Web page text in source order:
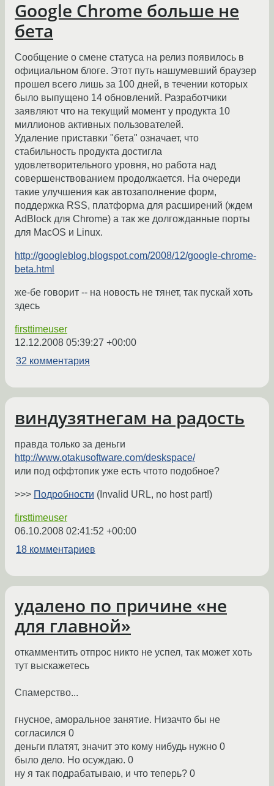
Google Chrome больше не
бета
Сообщение о смене статуса на релиз появилось в
официальном блоге. Этот путь нашумевший браузер
прошел всего лишь за 100 дней, в течении которых
было выпущено 14 обновлений. Разработчики
заявляют что на текущий момент у продукта 10
миллионов активных пользователей.
Удаление приставки "бета" означает, что
стабильность продукта достигла
удовлетворительного уровня, но работа над
совершенствованием продолжается. На очереди
такие улучшения как автозаполнение форм,
поддержка RSS, платформа для расширений (ждем
AdBlock для Chrome) а так же долгожданные порты
для MacOS и Linux.
http://googleblog.blogspot.com/2008/12/google-chrome-
beta.html
же-бе говорит -- на новость не тянет, так пускай хоть
здесь
firsttimeuser
12.12.2008 05:39:27 +00:00
32 комментария
виндузятнегам на радость
правда только за деньги
http://www.otakusoftware.com/deskspace/
или под оффтопик уже есть чтото подобное?
>>> Подробности (Invalid URL, no host part!)
firsttimeuser
06.10.2008 02:41:52 +00:00
18 комментариев
удалено по причине «не
для главной»
откамментить отпрос никто не успел, так может хоть
тут выскажетесь
Спамерство...
гнусное, аморальное занятие. Низачто бы не
согласился 0
деньги платят, значит это кому нибудь нужно 0
было дело. Но осуждаю. 0
ну я так подрабатываю, и что теперь? 0